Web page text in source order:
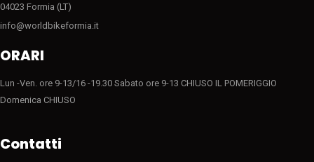
04023 Formia (LT)
info@worldbikeformia.it
ORARI
Lun -Ven. ore 9-13/16 -19.30 Sabato ore 9-13 CHIUSO IL POMERIGGIO
Domenica CHIUSO
Contatti